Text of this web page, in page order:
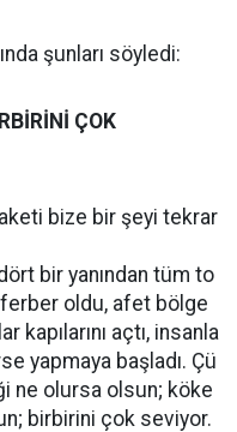
şunları söyledi:
ÇOK
bize bir şeyi tekrar
bir yanından tüm to
oldu, afet bölge
kapılarını açtı, insanla
yapmaya başladı. Çü
ne olursa olsun; köke
birbirini çok seviyor.